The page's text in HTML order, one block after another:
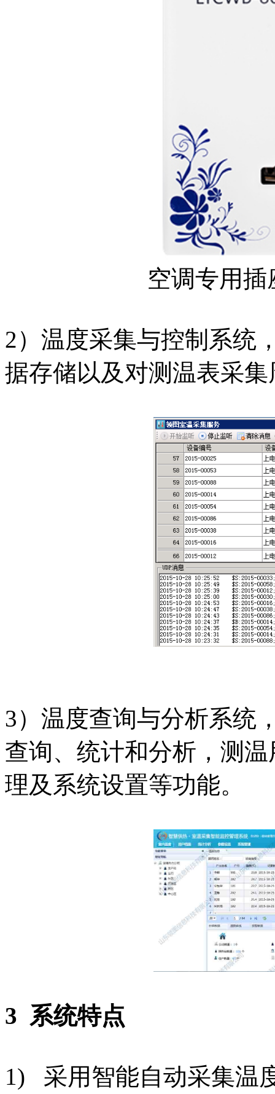
空调专
2）温度采集与控制系统
据存储以及对测温表采
3）温度查询与分析系统
查询、统计和分析，测
理及系统设置等功能。
3 系统特点
1) 采用智能自动采集温